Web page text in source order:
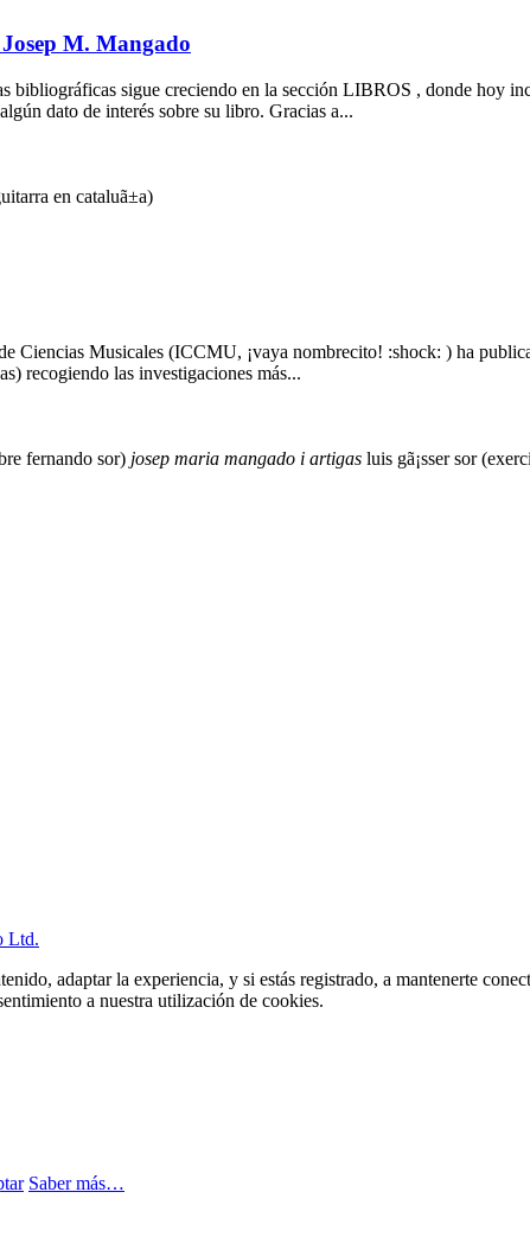
M. Mangado
bibliográficas sigue creciendo en la sección LIBROS , donde hoy
dato de interés sobre su libro. Gracias a...
en cataluã±a)
Ciencias Musicales (ICCMU, ¡vaya nombrecito! :shock: ) ha
recogiendo las investigaciones más...
fernando sor) josep maria mangado i artigas luis gã¡ssersor
Ltd.
adaptar la experiencia, y si estás registrado, a mantenerte
a nuestra utilización de cookies.
Saber más…